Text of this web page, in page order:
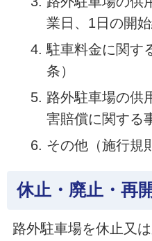
業日、1日の開始
駐車料金に関す
条）
路外駐車場の供
害賠償に関する
その他（施行規
休止・廃止・再
路外駐車場を休止又